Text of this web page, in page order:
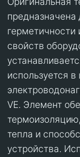
предназначена
свойств
используется
VE. Элемент
тепла и
устройства.